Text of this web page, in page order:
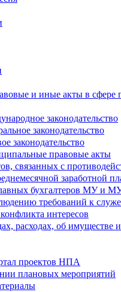
и иные акты в сфере
законодательство
законодательство
законодательство
правовые акты
связанных с
заработной
бухгалтеров МУ и
требований к
интересов
расходах, об имуществе
проектов НПА
плановых мероприятий